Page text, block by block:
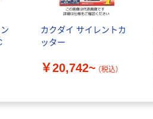
カクダイ サイレントカ
ッター
￥20,742~ （税込）